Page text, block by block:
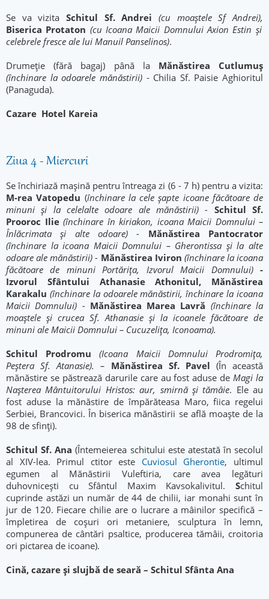
Se va vizita Schitul Sf. Andrei (cu moaștele Sf Andrei),
Biserica Protaton (cu Icoana Maicii Domnului Axion Estin și
celebrele fresce ale lui Manuil Panselinos).
Drumeție (fără bagaj) până la Mănăstirea Cutlumuș
(închinare la odoarele mănăstirii) - Chilia Sf. Paisie Aghioritul
(Panaguda).
Cazare Hotel Kareia
Ziua 4 - Miercuri
Se închiriază mașină pentru întreaga zi (6 - 7 h) pentru a vizita:
M-rea Vatopedu (închinare la cele șapte icoane făcătoare de
minuni și la celelalte odoare ale mănăstirii) - Schitul Sf.
Prooroc Ilie (închinare în kiriakon, icoana Maicii Domnului –
Înlăcrimata și alte odoare) - Mănăstirea Pantocrator
(închinare la icoana Maicii Domnului – Gherontissa și la alte
odoare ale mănăstirii) - Mănăstirea Iviron (închinare la icoana
făcătoare de minuni Portărița, Izvorul Maicii Domnului) -
Izvorul Sfântului Athanasie Athonitul, Mănăstirea
Karakalu (închinare la odoarele mănăstirii, închinare la icoana
Maicii Domnului) - Mănăstirea Marea Lavră (închinare la
moaștele și crucea Sf. Athanasie și la icoanele făcătoare de
minuni ale Maicii Domnului – Cucuzeliţa, Iconoama).
Schitul Prodromu
(Icoana Maicii Domnului Prodromița,
Peștera Sf. Atanasie). – Mănăstirea Sf. Pavel (În această
mănăstire se păstrează darurile care au fost aduse deMagi la
Nașterea Mântuitorului Hristos: aur, smirnă și tămâie. Ele au
fost aduse la mănăstire de împărăteasa Maro, fiica regelui
Serbiei, Brancovici. În biserica mănăstirii se află moaște de la
98 de sfinți).
Schitul Sf. Ana (Întemeierea schitului este atestată în secolul
al XIV-lea. Primul ctitor este Cuviosul Gherontie, ultimul
egumen al Mănăstirii Vuleftiria, care avea legături
duhovniceşti cu Sfântul Maxim Kavsokalivitul. Schitul
cuprinde astăzi un număr de 44 de chilii, iar monahi sunt în
jur de 120. Fiecare chilie are o lucrare a mâinilor specifică –
împletirea de coşuri ori metaniere, sculptura în lemn,
compunerea de cântări psaltice, producerea tămâii, croitoria
ori pictarea de icoane).
Cină, cazare și slujbă de seară – Schitul Sfânta Ana